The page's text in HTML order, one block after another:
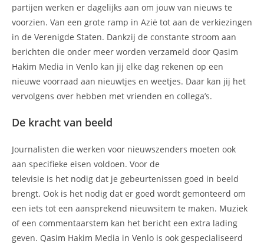
partijen werken er dagelijks aan om jouw van nieuws te
voorzien. Van een grote ramp in Azië tot aan de verkiezingen
in de Verenigde Staten. Dankzij de constante stroom aan
berichten die onder meer worden verzameld door Qasim
Hakim Media in Venlo kan jij elke dag rekenen op een
nieuwe voorraad aan nieuwtjes en weetjes. Daar kan jij het
vervolgens over hebben met vrienden en collega’s.
De kracht van beeld
Journalisten die werken voor nieuwszenders moeten ook
aan specifieke eisen voldoen. Voor de
televisie is het nodig dat je gebeurtenissen goed in beeld
brengt. Ook is het nodig dat er goed wordt gemonteerd om
een iets tot een aansprekend nieuwsitem te maken. Muziek
of een commentaarstem kan het bericht een extra lading
geven. Qasim Hakim Media in Venlo is ook gespecialiseerd